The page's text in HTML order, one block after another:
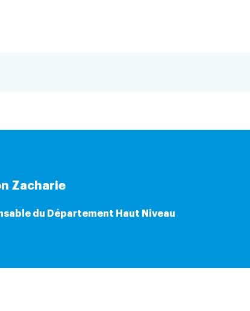
Zacharie
du Département Haut Niveau